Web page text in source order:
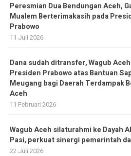
Peresmian Dua Bendungan Aceh,
Mualem Berterimakasih pada
Prabowo
11 Juli 2026
Dana sudah ditransfer, Wagub
Presiden Prabowo atas Bantuan
Meugang bagi Daerah Terdampak
Aceh ‎
11 Februari 2026
Wagub Aceh silaturahmi ke Dayah
Pasi, perkuat sinergi pemerintah
22 Juli 2026